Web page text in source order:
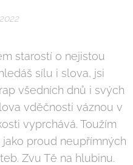
starostí o nejistou
sílu i slova, jsi
všedních dnů i svých
vděčnosti váznou v
vyprchává. Toužím
proud neupřímných
Zvu Tě na hlubinu.